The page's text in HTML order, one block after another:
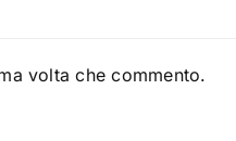
volta che commento.